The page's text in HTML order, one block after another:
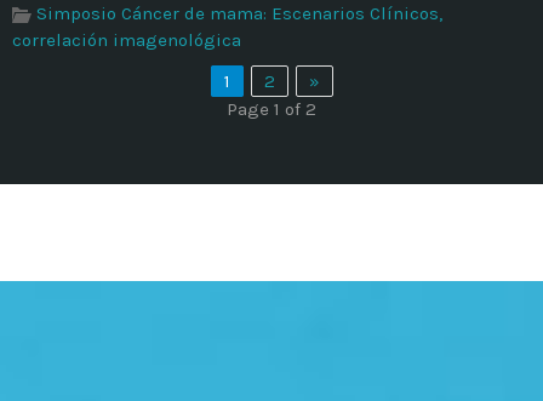
Simposio Cáncer de mama: Escenarios Clínicos,
correlación imagenológica
1
2
»
Page 1 of 2